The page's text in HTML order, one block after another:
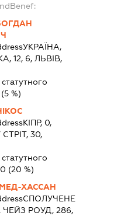
УКРАЇНА,
12, 6, ЛЬВІВ,
(5 %)
КІПР, 0,
30,
(20 %)
ХАССАН
СПОЛУЧЕНЕ
ЧЕЙЗ РОУД, 286,